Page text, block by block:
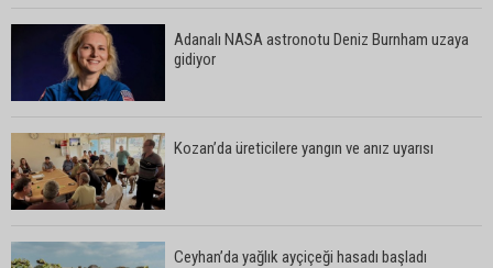
Adanalı NASA astronotu Deniz Burnham uzaya
gidiyor
Kozan’da üreticilere yangın ve anız uyarısı
Ceyhan’da yağlık ayçiçeği hasadı başladı